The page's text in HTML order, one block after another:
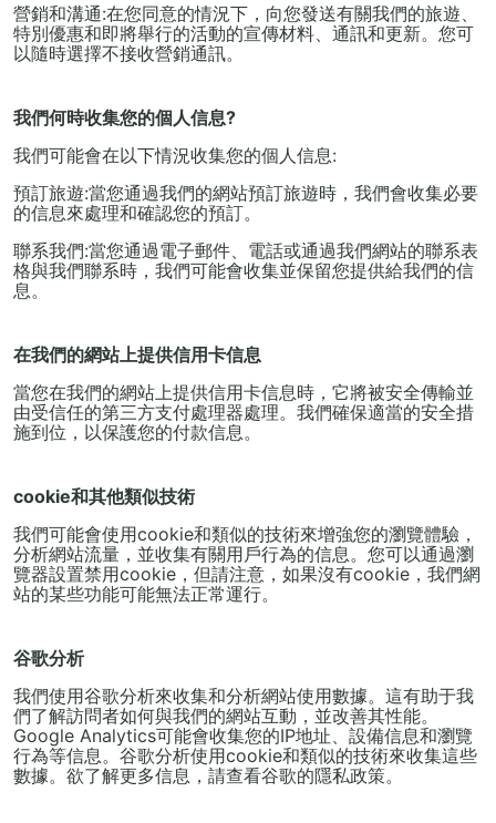
營銷和溝通:在您同意的情況下，向您發送有關我們的旅遊、
特別優惠和即將舉行的活動的宣傳材料、通訊和更新。您可
以隨時選擇不接收營銷通訊。
我們何時收集您的個人信息?
我們可能會在以下情況收集您的個人信息:
預訂旅遊:當您通過我們的網站預訂旅遊時，我們會收集必要
的信息來處理和確認您的預訂。
聯系我們:當您通過電子郵件、電話或通過我們網站的聯系表
格與我們聯系時，我們可能會收集並保留您提供給我們的信
息。
在我們的網站上提供信用卡信息
當您在我們的網站上提供信用卡信息時，它將被安全傳輸並
由受信任的第三方支付處理器處理。我們確保適當的安全措
施到位，以保護您的付款信息。
cookie和其他類似技術
我們可能會使用cookie和類似的技術來增強您的瀏覽體驗，
分析網站流量，並收集有關用戶行為的信息。您可以通過瀏
覽器設置禁用cookie，但請注意，如果沒有cookie，我們網
站的某些功能可能無法正常運行。
谷歌分析
我們使用谷歌分析來收集和分析網站使用數據。這有助于我
們了解訪問者如何與我們的網站互動，並改善其性能。
Google Analytics可能會收集您的IP地址、設備信息和瀏覽
行為等信息。谷歌分析使用cookie和類似的技術來收集這些
數據。欲了解更多信息，請查看谷歌的隱私政策。